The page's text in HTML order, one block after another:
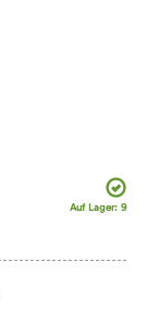
Auf Lager: 9